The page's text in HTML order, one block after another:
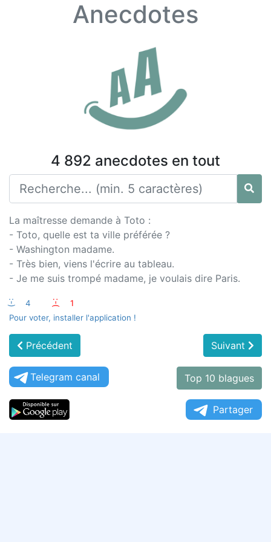
Anecdotes
4 892 anecdotes en tout
La maîtresse demande à Toto :
- Toto, quelle est ta ville préférée ?
- Washington madame.
- Très bien, viens l'écrire au tableau.
- Je me suis trompé madame, je voulais dire Paris.
:-) 4 :-(
1
Pour voter, installer l'application !
Précédent Suivant
Telegram canal Top 10 blagues
Partager